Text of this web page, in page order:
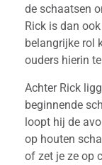
de schaatsen
Rick is dan
belangrijke rol
ouders hierin
Achter Rick
beginnende
loopt hij de
op houten
of zet je ze op